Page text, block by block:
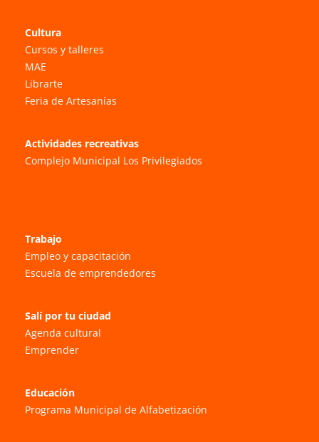
Cultura
Cursos y talleres
MAE
Librarte
Feria de Artesanías
Actividades recreativas
Complejo Municipal Los Privilegiados
Trabajo
Empleo y capacitación
Escuela de emprendedores
Salí por tu ciudad
Agenda cultural
Emprender
Educación
Programa Municipal de Alfabetización